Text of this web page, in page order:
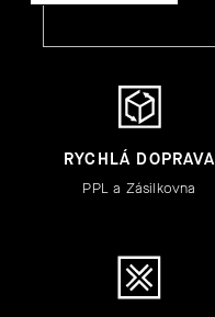
RYCHLÁ DOPRAVA
PPL a Zásilkovna